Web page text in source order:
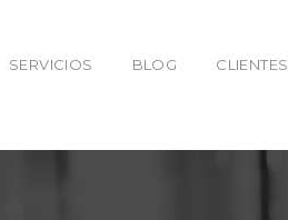
SERVICIOS BLOG CLIENTES